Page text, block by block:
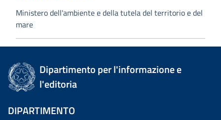
Ministero dell'ambiente e della tutela del territorio e del
mare
Dipartimento per l'informazione e
l'editoria
DIPARTIMENTO